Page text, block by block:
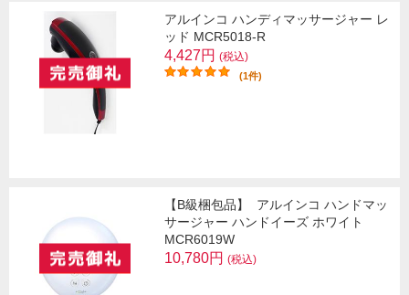
アルインコ ハンディマッサージャー レ
ッド MCR5018-R
4,427円 (税込)
(1件)
【B級梱包品】
アルインコ ハンドマッ
サージャー ハンドイーズ ホワイト
MCR6019W
10,780円 (税込)